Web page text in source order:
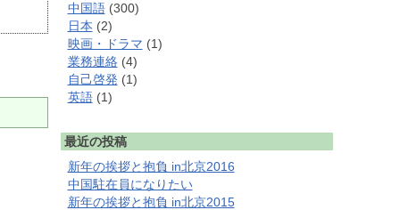
中国語(300)
日本 (2)
映画・ドラマ (1)
業務連絡(4)
自己啓発 (1)
英語(1)
最近の投稿
新年の挨拶と抱負 in北京2016
中国駐在員になりたい
新年の挨拶と抱負 in北京2015